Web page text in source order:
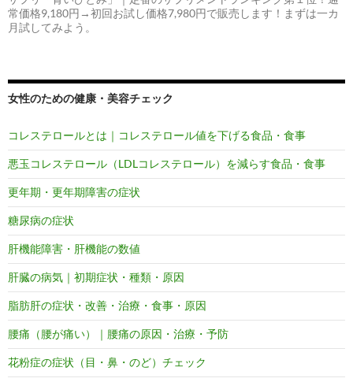
常価格9,180円→初回お試し価格7,980円で販売します！まずは一カ
月試してみよう。
女性のための健康・美容チェック
コレステロールとは｜コレステロール値を下げる食品・食事
悪玉コレステロール（LDLコレステロール）を減らす食品・食事
更年期・更年期障害の症状
糖尿病の症状
肝機能障害・肝機能の数値
肝臓の病気｜初期症状・種類・原因
脂肪肝の症状・改善・治療・食事・原因
腰痛（腰が痛い）｜腰痛の原因・治療・予防
花粉症の症状（目・鼻・のど）チェック